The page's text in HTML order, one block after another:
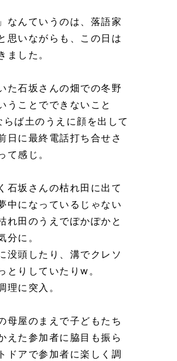
なんていうのは、落語家
思いながらも、この日は
した。
た石坂さんの畑での冬野
うことでできないこと
ば土のうえに顔を出して
日に最終電話打ち合せさ
感じ。
石坂さんの枯れ田に出て
中になっているじゃない
田のうえでぽかぽかと
に。
没頭したり、溝でクレソ
とりしていたりw。
に突入。
母屋のまえで子どもたち
えた参加者に脇目も振ら
アで参加者に楽しく調